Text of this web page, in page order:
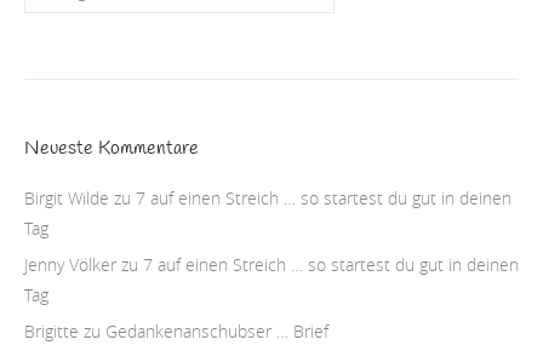
Neueste Kommentare
Birgit Wilde zu 7 auf einen Streich … so startest du gut in deinen
Tag
Jenny Völker zu 7 auf einen Streich … so startest du gut in deinen
Tag
Brigitte zu Gedankenanschubser … Brief